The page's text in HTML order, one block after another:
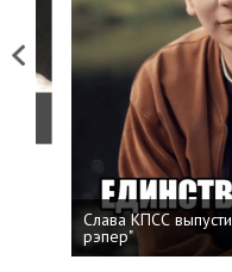
Previous
Слава КПСС
рэпер"